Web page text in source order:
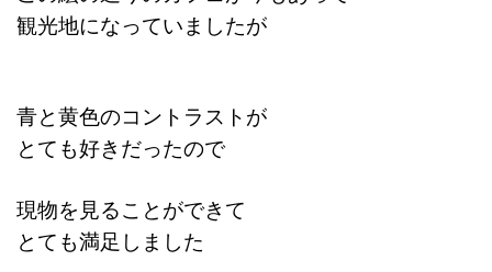
観光地になっていましたが
青と黄色のコントラストが
とても好きだったので
現物を見ることができて
とても満足しました